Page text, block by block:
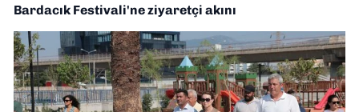
Bardacık Festivali'ne ziyaretçi akını